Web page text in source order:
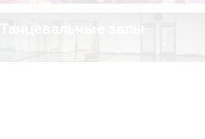
Танцевальные залы